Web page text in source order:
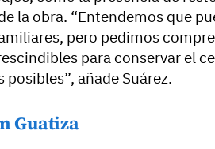
la obra. “Entendemos que
pero pedimos
para conservar el
añade Suárez.
Guatiza